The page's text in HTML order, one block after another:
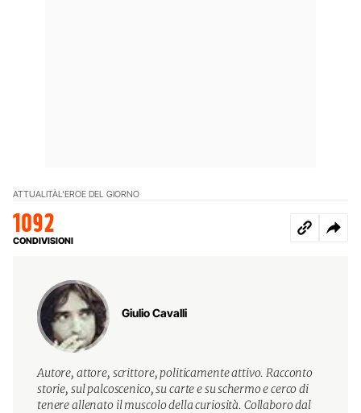
ATTUALITÀL'EROE DEL GIORNO
1092
CONDIVISIONI
Giulio Cavalli
Autore, attore, scrittore, politicamente attivo. Racconto
storie, sul palcoscenico, su carte e su schermo e cerco di
tenere allenato il muscolo della curiosità. Collaboro dal